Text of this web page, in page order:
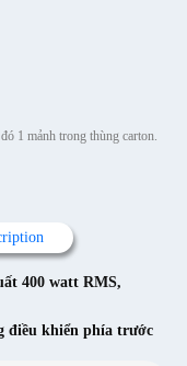
1 mảnh trong thùng carton.
400 watt RMS,
điều khiển phía trước